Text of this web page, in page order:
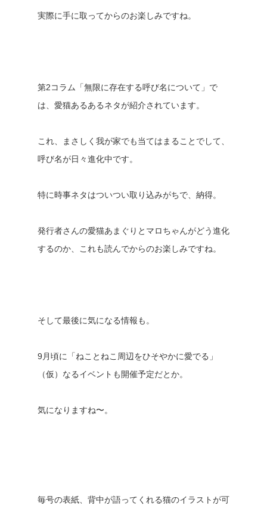
実際に手に取ってからのお楽しみですね。
第2コラム「無限に存在する呼び名について」で
は、愛猫あるあるネタが紹介されています。
これ、まさしく我が家でも当てはまることでして、
呼び名が日々進化中です。
特に時事ネタはついつい取り込みがちで、納得。
発行者さんの愛猫あまぐりとマロちゃんがどう進化
するのか、これも読んでからのお楽しみですね。
そして最後に気になる情報も。
9月頃に「ねことねこ周辺をひそやかに愛でる」
（仮）なるイベントも開催予定だとか。
気になりますね〜。
毎号の表紙、背中が語ってくれる猫のイラストが可